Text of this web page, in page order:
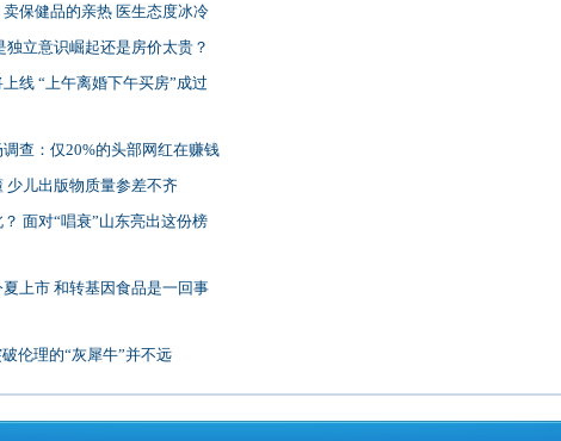
保健品的亲热 医生态度冰冷
独立意识崛起还是房价太贵？
线 “上午离婚下午买房”成过
查：仅20%的头部网红在赚钱
少儿出版物质量参差不齐
面对“唱衰”山东亮出这份榜
上市 和转基因食品是一回事
伦理的“灰犀牛”并不远